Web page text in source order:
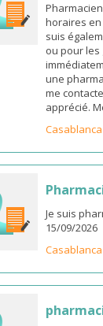
horaires en
suis
ou pour
une
me
apprécié.
Casablanca
Je suis
15/09/2026
Casablanca